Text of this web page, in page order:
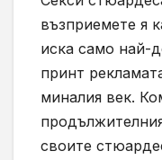
възприемете я
иска само най-
принт
миналия век.
своите